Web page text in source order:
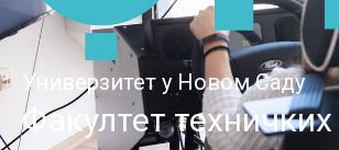
Универзитет у Новом Саду
Факултет